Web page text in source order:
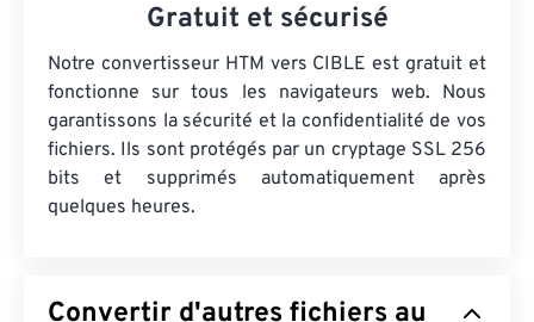
Gratuit et sécurisé
Notre convertisseur HTM vers CIBLE est gratuit et
fonctionne sur tous les navigateurs web. Nous
garantissons la sécurité et la confidentialité de vos
fichiers. Ils sont protégés par un cryptage SSL 256
bits et supprimés automatiquement après
quelques heures.
Convertir d'autres fichiers au